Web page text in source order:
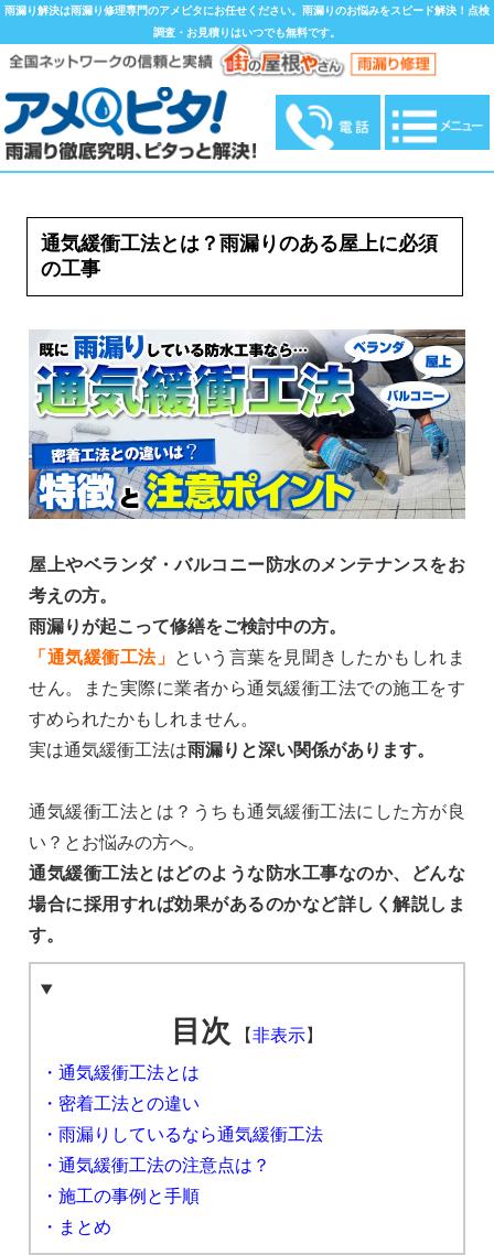
雨漏り解決は雨漏り修理専門のアメピタにお任せください。雨漏りのお悩みをスピード解決！点検
調査・お見積りはいつでも無料です。
通気緩衝工法とは？雨漏りのある屋上に必須
の工事
屋上やベランダ・バルコニー防水のメンテナンスをお
考えの方。
雨漏りが起こって修繕をご検討中の方。
「通気緩衝工法」 という言葉を見聞きしたかもしれま
せん。また実際に業者から通気緩衝工法での施工をす
すめられたかもしれません。
実は通気緩衝工法は雨漏りと深い関係があります。
通気緩衝工法とは？うちも通気緩衝工法にした方が良
い？とお悩みの方へ。
通気緩衝工法とはどのような防水工事なのか、どんな
場合に採用すれば効果があるのかなど詳しく解説しま
す。
目次 【非表示】
・通気緩衝工法とは
・密着工法との違い
・雨漏りしているなら通気緩衝工法
・通気緩衝工法の注意点は？
・施工の事例と手順
・まとめ